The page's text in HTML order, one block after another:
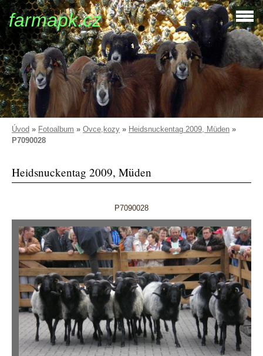
farmapk.cz
Úvod » Fotoalbum » Ovce,kozy » Heidsnuckentag 2009, Müden »
P7090028
Heidsnuckentag 2009, Müden
P7090028